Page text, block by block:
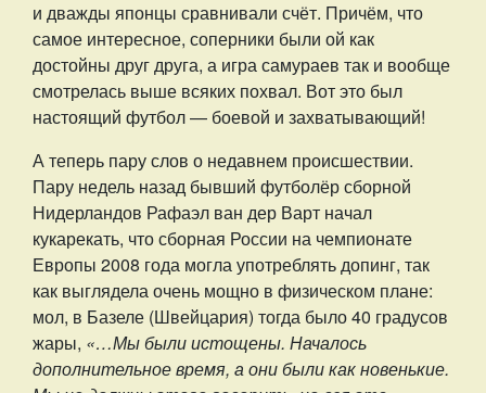
и дважды японцы сравнивали счёт. Причём, что
самое интересное, соперники были ой как
достойны друг друга, а игра самураев так и вообще
смотрелась выше всяких похвал. Вот это был
настоящий футбол — боевой и захватывающий!
А теперь пару слов о недавнем происшествии.
Пару недель назад бывший футболёр сборной
Нидерландов Рафаэл ван дер Варт начал
кукарекать, что сборная России на чемпионате
Европы 2008 года могла употреблять допинг, так
как выглядела очень мощно в физическом плане:
мол, в Базеле (Швейцария) тогда было 40 градусов
жары, «…Мы были истощены. Началось
дополнительное время, а они были как новенькие.